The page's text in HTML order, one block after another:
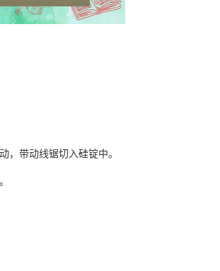
带动线锯切入硅锭中。